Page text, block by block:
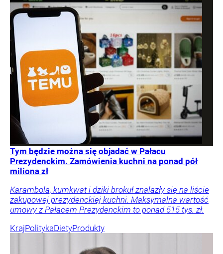
Tym będzie można się objadać w Pałacu
Prezydenckim. Zamówienia kuchni na ponad pół
miliona zł
Karambola, kumkwat i dziki brokuł znalazły się na liście
zakupowej prezydenckiej kuchni. Maksymalna wartość
umowy z Pałacem Prezydenckim to ponad 515 tys. zł.
KrajPolitykaDietyProdukty